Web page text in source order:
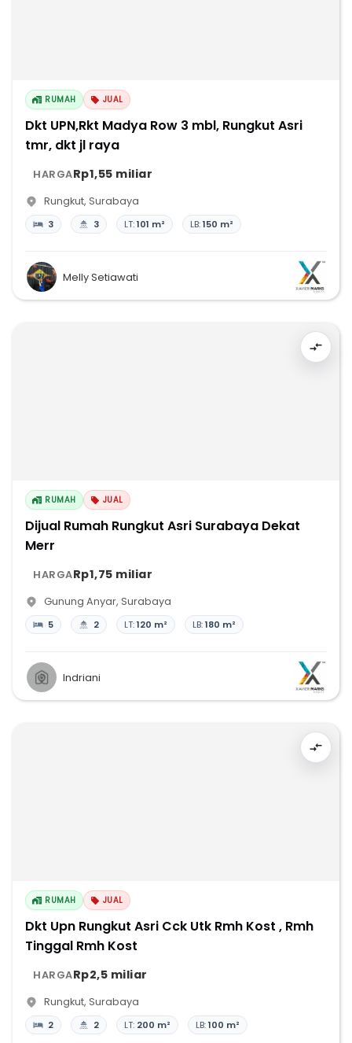
RUMAH JUAL
Dkt UPN,Rkt Madya Row 3 mbl, Rungkut Asri
tmr, dkt jl raya
HARGARp1,55 miliar
Rungkut, Surabaya
3 3 LT:101 m² LB:150 m²
Melly Setiawati
RUMAH JUAL
Dijual Rumah Rungkut Asri Surabaya Dekat
Merr
HARGARp1,75 miliar
Gunung Anyar, Surabaya
5 2 LT:120 m² LB:180 m²
Indriani
RUMAH JUAL
Dkt Upn Rungkut Asri Cck Utk Rmh Kost , Rmh
Tinggal Rmh Kost
HARGARp2,5 miliar
Rungkut, Surabaya
2 2 LT: 200 m² LB:100 m²